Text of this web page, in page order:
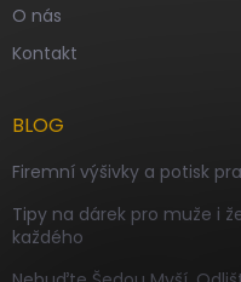
O nás
Kontakt
BLOG
Firemní výšivky a potisk
Tipy na dárek pro muže i
každého